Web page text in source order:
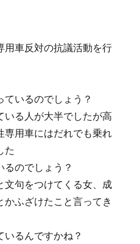
い用車反対の抗議活動を行
ているのでしょう？
いる人が大半でしたが高
専用車にはだれでも乗れ
た
るのでしょう？
文句をつけてくる女、成
ふざけたこと言ってき
るんですかね？